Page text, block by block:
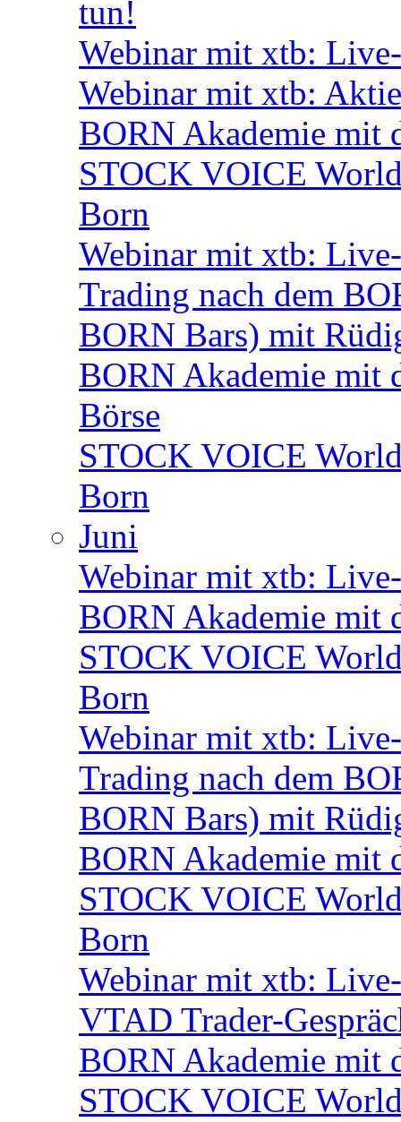
tun!
Webinar mit xtb:
Webinar mit xtb:
BORN Akademie mit
STOCK VOICE
Born
Webinar mit xtb:
Trading nach dem
BORN Bars) mit
BORN Akademie mit
Börse
STOCK VOICE
Born
Juni
Webinar mit xtb:
BORN Akademie mit
STOCK VOICE
Born
Webinar mit xtb:
Trading nach dem
BORN Bars) mit
BORN Akademie mit
STOCK VOICE
Born
Webinar mit xtb:
VTAD Trader-
BORN Akademie mit
STOCK VOICE